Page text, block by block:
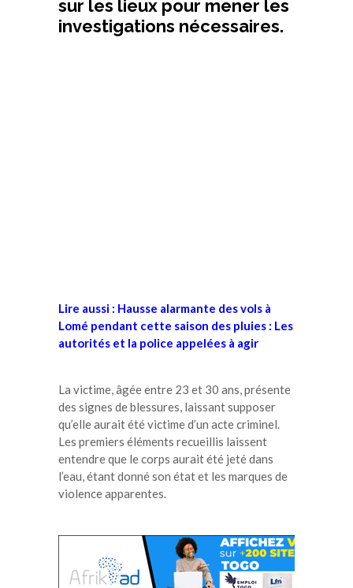
sur les lieux pour mener les
investigations nécessaires.
Lire aussi : Hausse alarmante des vols à
Lomé pendant cette saison des pluies : Les
autorités et la police appelées à agir
La victime, âgée entre 23 et 30 ans, présente
des signes de blessures, laissant supposer
qu’elle aurait été victime d’un acte criminel.
Les premiers éléments recueillis laissent
entendre que le corps aurait été jeté dans
l’eau, étant donné son état et les marques de
violence apparentes.